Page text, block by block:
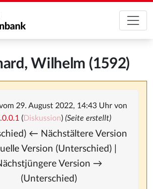
Wilhelm (1592)
29. August 2022, 14:43 Uhr von
(Diskussion) (Seite erstellt)
← Nächstältere Version
Version (Unterschied) |
Version →
(Unterschied)